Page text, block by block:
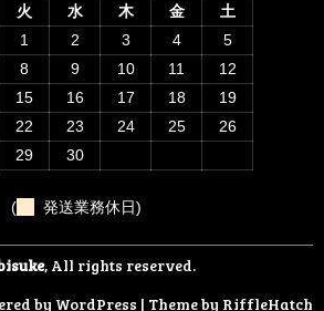
火 水 木 金
土
1
2 3 4
5
8 9 10 11
12
15 16 17 18
19
22 23 24 25
26
29 30
( 発送業務休日)
, All rights reserved.
by WordPress | Theme by RiffleHatch